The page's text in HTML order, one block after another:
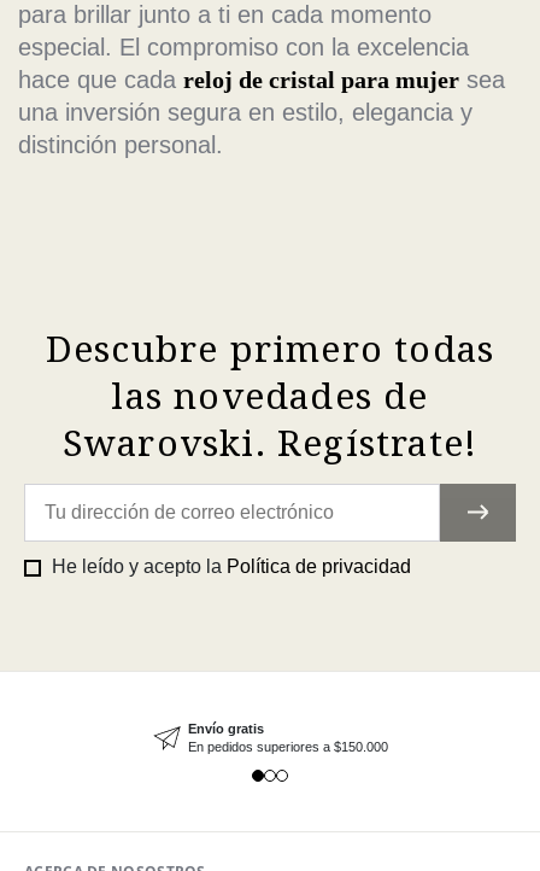
para brillar junto a ti en cada momento
especial. El compromiso con la excelencia
hace que cada reloj de cristal para mujer sea
una inversión segura en estilo, elegancia y
distinción personal.
Descubre primero todas
las novedades de
Swarovski. Regístrate!
He leído y acepto la Política de privacidad
Envío gratis
En pedidos superiores a $150.000